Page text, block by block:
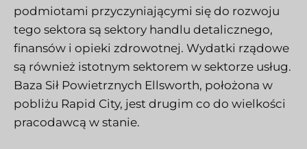
podmiotami przyczyniającymi się do rozwoju
tego sektora są sektory handlu detalicznego,
finansów i opieki zdrowotnej. Wydatki rządowe
są również istotnym sektorem w sektorze usług.
Baza Sił Powietrznych Ellsworth, położona w
pobliżu Rapid City, jest drugim co do wielkości
pracodawcą w stanie.